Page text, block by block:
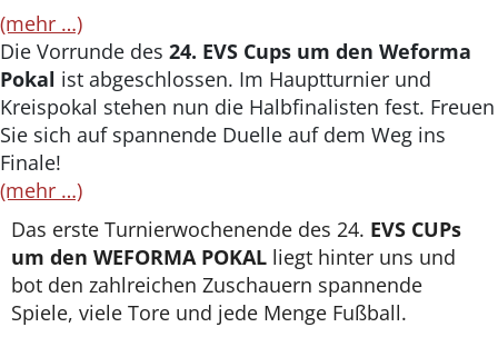
(mehr …)
Die Vorrunde des 24. EVS Cups um den Weforma
Pokal ist abgeschlossen. Im Hauptturnier und
Kreispokal stehen nun die Halbfinalisten fest. Freuen
Sie sich auf spannende Duelle auf dem Weg ins
Finale!
(mehr …)
Das erste Turnierwochenende des 24. EVS CUPs
um den WEFORMA POKAL liegt hinter uns und
bot den zahlreichen Zuschauern spannende
Spiele, viele Tore und jede Menge Fußball.